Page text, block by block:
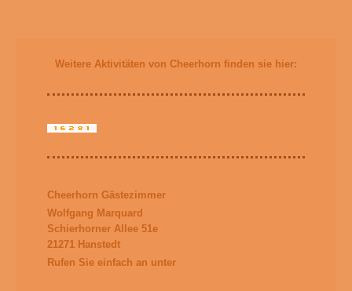
Weitere Aktivitäten von Cheerhorn finden sie hier:
Cheerhorn Gästezimmer
Wolfgang Marquard
Schierhorner Allee 51e
21271 Hanstedt
Rufen Sie einfach an unter